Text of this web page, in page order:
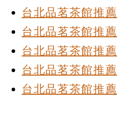
台北品茗茶館推
台北品茗茶館推
台北品茗茶館推
台北品茗茶館推
台北品茗茶館推